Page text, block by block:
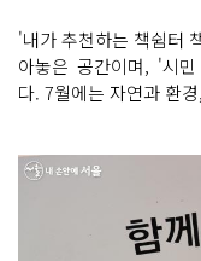
'내가 추천하는 책쉼터
아놓은 공간이며, '시
다. 7월에는 자연과 환